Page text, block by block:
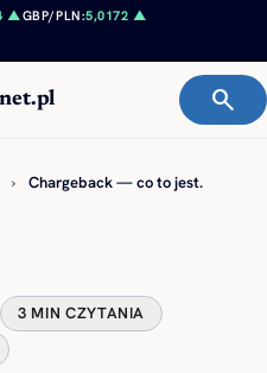
▲GBP/PLN:5,0172 ▲
search
›
Chargeback — co to jest.
3 MIN CZYTANIA